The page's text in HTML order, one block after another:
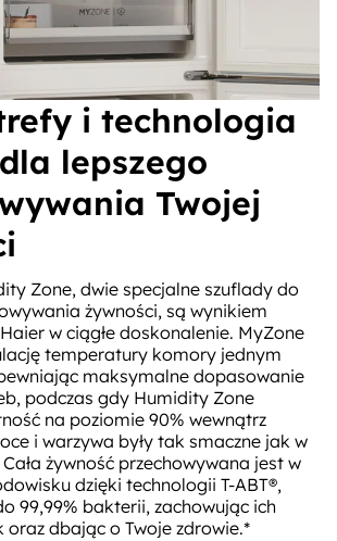
i technologia
lepszego
Twojej
Zone, dwie specjalne szuflady do
żywności, są wynikiem
w ciągłe doskonalenie. MyZone
temperatury komory jednym
maksymalne dopasowanie
podczas gdy Humidity Zone
na poziomie 90% wewnątrz
i warzywa były tak smaczne jak w
żywność przechowywana jest w
dzięki technologii T-ABT®,
99,99% bakterii, zachowując ich
dbając o Twoje zdrowie.*